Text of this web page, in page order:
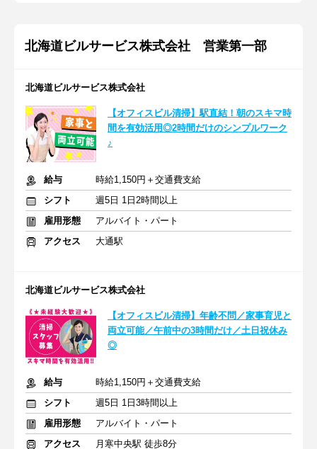
北海道ビルサービス株式会社 営業第一部
北海道ビルサービス株式会社
【オフィスビル清掃】駅直結！朝のスキマ時
間を有効活用◎2時間だけのシンプルワーク
♪
給与
時給1,150円＋交通費支給
シフト
週5日 1日2時間以上
雇用形態
アルバイト・パート
アクセス
大通駅
北海道ビルサービス株式会社
【オフィスビル清掃】年齢不問／家事育児と
両立可能／午前中の3時間だけ／土日祝休み
◎
給与
時給1,150円＋交通費支給
シフト
週5日 1日3時間以上
雇用形態
アルバイト・パート
アクセス
月寒中央駅 徒歩8分